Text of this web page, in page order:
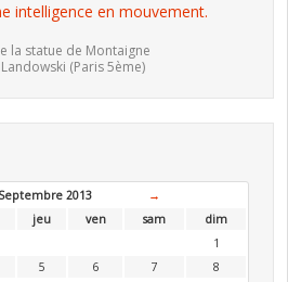
intelligence en mouvement.
la statue de Montaigne
(Paris 5ème)
Septembre 2013
→
jeu ven sam
dim
1
5 6 7
8